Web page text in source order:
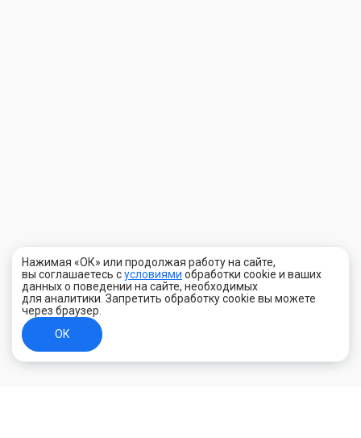
Нажимая «ОК» или продолжая работу на сайте,
вы соглашаетесь сусловиями обработки cookie и ваших
данных о поведении на сайте, необходимых
для аналитики. Запретить обработку cookie вы можете
через браузер.
ОК